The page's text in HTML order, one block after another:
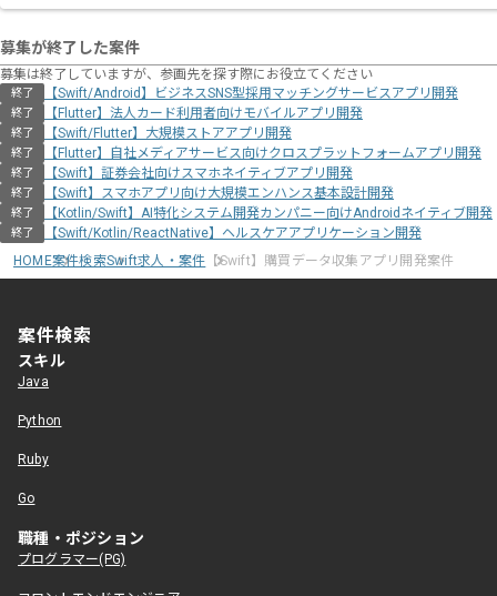
募集が終了した案件
募集は終了していますが、参画先を探す際にお役立てください
終了 【Swift/Android】ビジネスSNS型採用マッチングサービスアプリ開発
終了 【Flutter】法人カード利用者向けモバイルアプリ開発
終了 【Swift/Flutter】大規模ストアアプリ開発
終了 【Flutter】自社メディアサービス向けクロスプラットフォームアプリ開発
終了 【Swift】証券会社向けスマホネイティブアプリ開発
終了 【Swift】スマホアプリ向け大規模エンハンス基本設計開発
終了 【Kotlin/Swift】AI特化システム開発カンパニー向けAndroidネイティブ開発
終了
【Swift/Kotlin/ReactNative】ヘルスケアアプリケーション開発
HOME案件検索Swift求人・案件 【Swift】購買データ収集アプリ開発案件
案件検索
スキル
Java
Python
Ruby
Go
職種・ポジション
プログラマー(PG)